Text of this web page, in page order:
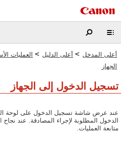
أعلى المدخل > أعلى الدليل > العمليات
الجهاز
تسجيل الدخول إلى الجهاز
عند عرض شاشة تسجيل الدخول على لوحة
الدخول المطلوبة لإجراء المصادقة. عند
متابعة العمليات.